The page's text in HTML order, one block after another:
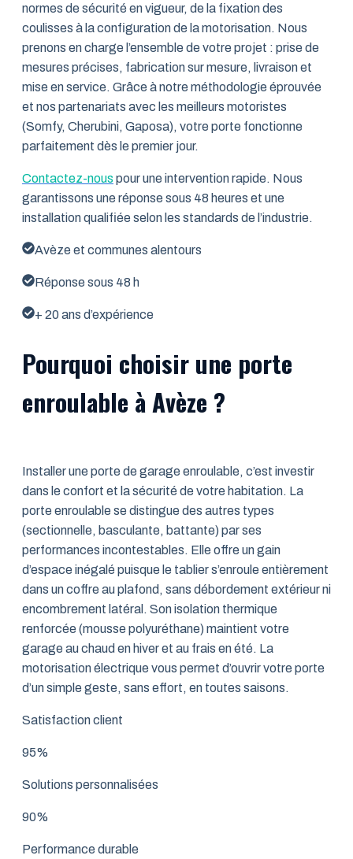
normes de sécurité en vigueur, de la fixation des
coulisses à la configuration de la motorisation. Nous
prenons en charge l’ensemble de votre projet : prise de
mesures précises, fabrication sur mesure, livraison et
mise en service. Grâce à notre méthodologie éprouvée
et nos partenariats avec les meilleurs motoristes
(Somfy, Cherubini, Gaposa), votre porte fonctionne
parfaitement dès le premier jour.
Contactez-nous pour une intervention rapide. Nous
garantissons une réponse sous 48 heures et une
installation qualifiée selon les standards de l’industrie.
Avèze et communes alentours
Réponse sous 48 h
+ 20 ans d’expérience
Pourquoi choisir une porte
enroulable à Avèze ?
Installer une porte de garage enroulable, c’est investir
dans le confort et la sécurité de votre habitation. La
porte enroulable se distingue des autres types
(sectionnelle, basculante, battante) par ses
performances incontestables. Elle offre un gain
d’espace inégalé puisque le tablier s’enroule entièrement
dans un coffre au plafond, sans débordement extérieur ni
encombrement latéral. Son isolation thermique
renforcée (mousse polyuréthane) maintient votre
garage au chaud en hiver et au frais en été. La
motorisation électrique vous permet d’ouvrir votre porte
d’un simple geste, sans effort, en toutes saisons.
Satisfaction client
95%
Solutions personnalisées
90%
Performance durable